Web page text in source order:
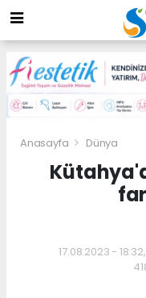
Anasayfa Dünya
17.08.2023 -